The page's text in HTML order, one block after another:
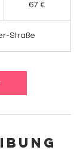
67 €
Straße